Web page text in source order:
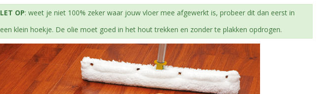
LET OP: weet je niet 100% zeker waar jouw vloer mee afgewerkt is, probeer dit dan eerst in
een klein hoekje. De olie moet goed in het hout trekken en zonder te plakken opdrogen.